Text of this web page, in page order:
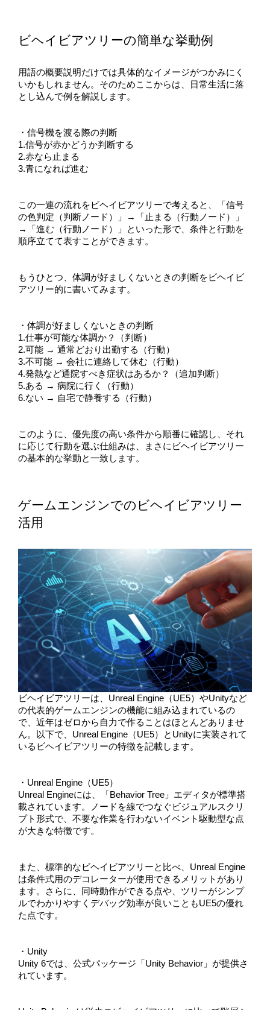
ビヘイビアツリーの簡単な挙動例
用語の概要説明だけでは具体的なイメージがつかみにく
いかもしれません。そのためここからは、日常生活に落
とし込んで例を解説します。
・信号機を渡る際の判断
1.信号が赤かどうか判断する
2.赤なら止まる
3.青になれば進む
この一連の流れをビヘイビアツリーで考えると、「信号
の色判定（判断ノード）」→「止まる（行動ノード）」
→「進む（行動ノード）」といった形で、条件と行動を
順序立てて表すことができます。
もうひとつ、体調が好ましくないときの判断をビヘイビ
アツリー的に書いてみます。
・体調が好ましくないときの判断
1.仕事が可能な体調か？（判断）
2.可能 → 通常どおり出勤する（行動）
3.不可能 → 会社に連絡して休む（行動）
4.発熱など通院すべき症状はあるか？（追加判断）
5.ある → 病院に行く（行動）
6.ない → 自宅で静養する（行動）
このように、優先度の高い条件から順番に確認し、それ
に応じて行動を選ぶ仕組みは、まさにビヘイビアツリー
の基本的な挙動と一致します。
ゲームエンジンでのビヘイビアツリー
活用
ビヘイビアツリーは、Unreal Engine（UE5）やUnityなど
の代表的ゲームエンジンの機能に組み込まれているの
で、近年はゼロから自力で作ることはほとんどありませ
ん。以下で、Unreal Engine（UE5）とUnityに実装されて
いるビヘイビアツリーの特徴を記載します。
・Unreal Engine（UE5）
Unreal Engineには、「Behavior Tree」エディタが標準搭
載されています。ノードを線でつなぐビジュアルスクリ
プト形式で、不要な作業を行わないイベント駆動型な点
が大きな特徴です。
また、標準的なビヘイビアツリーと比べ、Unreal Engine
は条件式用のデコレーターが使用できるメリットがあり
ます。さらに、同時動作ができる点や、ツリーがシンプ
ルでわかりやすくデバッグ効率が良いこともUE5の優れ
た点です。
・Unity
Unity 6では、公式パッケージ「Unity Behavior」が提供さ
れています。